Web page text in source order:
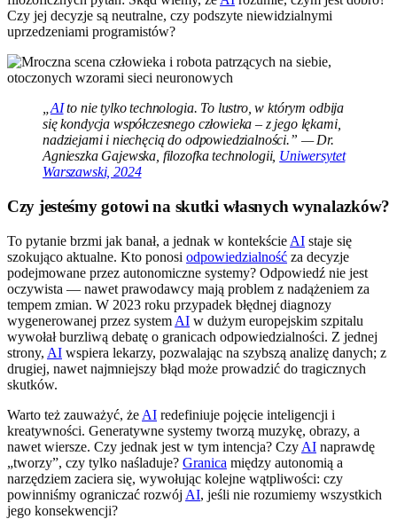
Czy jej decyzje są neutralne, czy podszyte niewidzialnymi
uprzedzeniami programistów?
AIto nie tylko technologia. To lustro, w którym odbija
się kondycja współczesnego człowieka – z jego lękami,
nadziejami i niechęcią do odpowiedzialności.” — Dr.
Agnieszka Gajewska, filozofka technologii, Uniwersytet
Warszawski, 2024
Czy jesteśmy gotowi na skutki własnych wynalazków?
To pytanie brzmi jak banał, a jednak w kontekście AI staje się
szokująco aktualne. Kto ponosi odpowiedzialność za decyzje
podejmowane przez autonomiczne systemy? Odpowiedź nie jest
oczywista — nawet prawodawcy mają problem z nadążeniem za
tempem zmian. W 2023 roku przypadek błędnej diagnozy
wygenerowanej przez system AI w dużym europejskim szpitalu
wywołał burzliwą debatę o granicach odpowiedzialności. Z jednej
strony, AI wspiera lekarzy, pozwalając na szybszą analizę danych; z
drugiej, nawet najmniejszy błąd może prowadzić do tragicznych
skutków.
Warto też zauważyć, że AI redefiniuje pojęcie inteligencji i
kreatywności. Generatywne systemy tworzą muzykę, obrazy, a
nawet wiersze. Czy jednak jest w tym intencja? Czy AI naprawdę
„tworzy”, czy tylko naśladuje? Granica między autonomią a
narzędziem zaciera się, wywołując kolejne wątpliwości: czy
powinniśmy ograniczać rozwój AI, jeśli nie rozumiemy wszystkich
jego konsekwencji?